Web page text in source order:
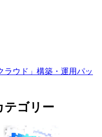
ラウド」構築・運用パッ
テゴリー